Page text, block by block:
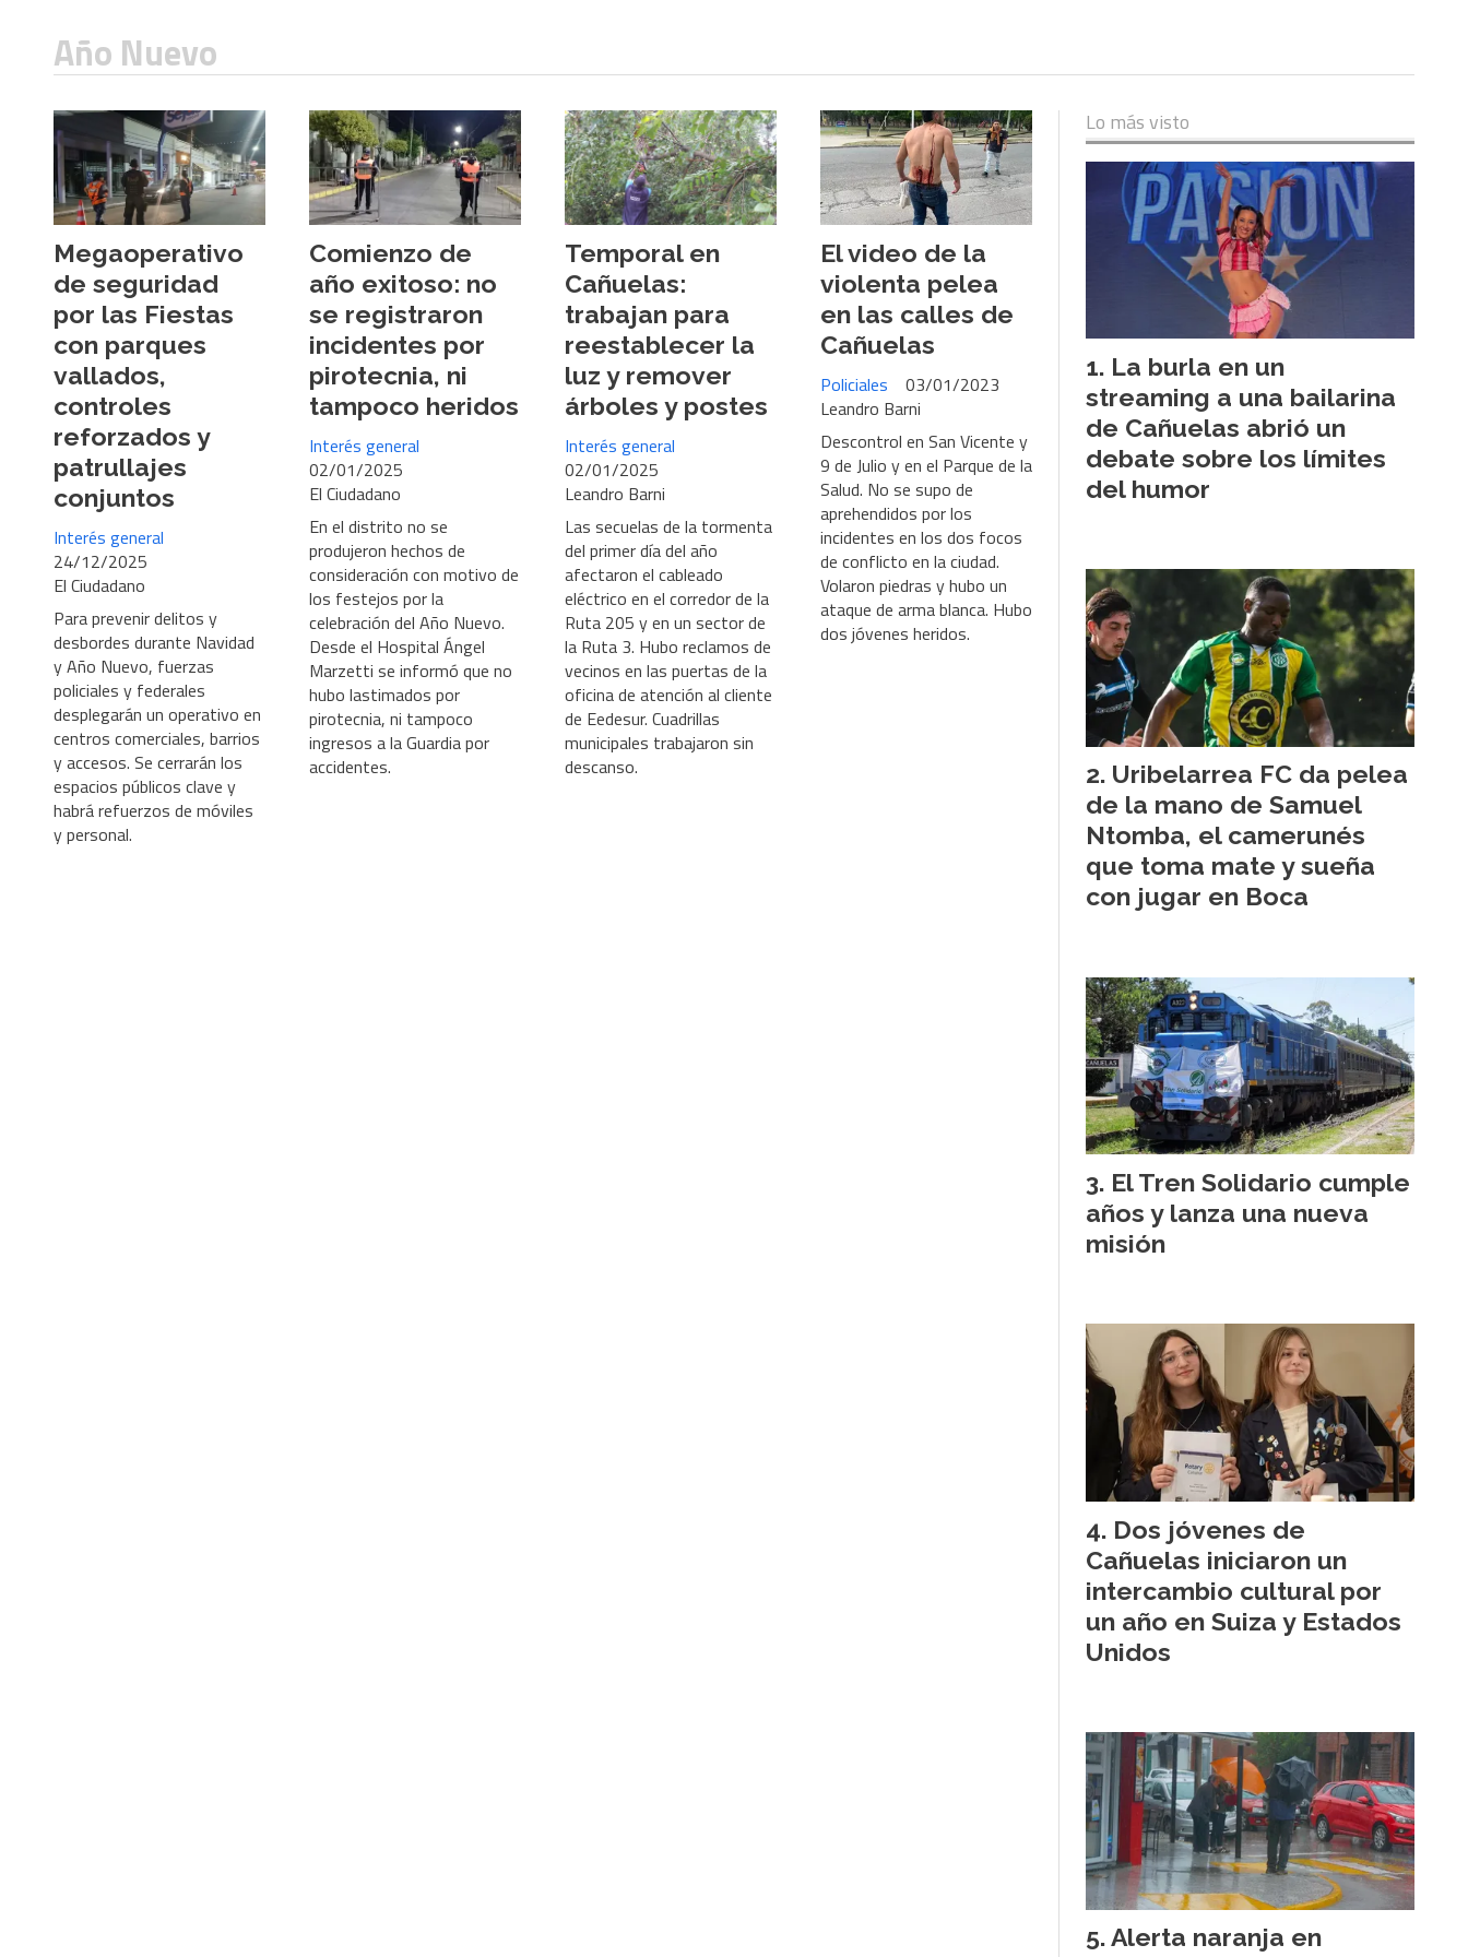
Año Nuevo
Megaoperativo
de seguridad
por las Fiestas
con parques
vallados,
controles
reforzados y
patrullajes
conjuntos
El Ciudadano
Interés general
24/12/2025
Para prevenir delitos y
desbordes durante Navidad
y Año Nuevo, fuerzas
policiales y federales
desplegarán un operativo en
centros comerciales, barrios
y accesos. Se cerrarán los
espacios públicos clave y
habrá refuerzos de móviles
y personal.
Comienzo de
año exitoso: no
se registraron
incidentes por
pirotecnia, ni
tampoco heridos
El Ciudadano
Interés general
02/01/2025
En el distrito no se
produjeron hechos de
consideración con motivo de
los festejos por la
celebración del Año Nuevo.
Desde el Hospital Ángel
Marzetti se informó que no
hubo lastimados por
pirotecnia, ni tampoco
ingresos a la Guardia por
accidentes.
Temporal en
Cañuelas:
trabajan para
reestablecer la
luz y remover
árboles y postes
Leandro Barni
Interés general
02/01/2025
Las secuelas de la tormenta
del primer día del año
afectaron el cableado
eléctrico en el corredor de la
Ruta 205 y en un sector de
la Ruta 3. Hubo reclamos de
vecinos en las puertas de la
oficina de atención al cliente
de Eedesur. Cuadrillas
municipales trabajaron sin
descanso.
El video de la
violenta pelea
en las calles de
Cañuelas
Leandro Barni
Policiales 03/01/2023
Descontrol en San Vicente y
9 de Julio y en el Parque de la
Salud. No se supo de
aprehendidos por los
incidentes en los dos focos
de conflicto en la ciudad.
Volaron piedras y hubo un
ataque de arma blanca. Hubo
dos jóvenes heridos.
Lo más visto
La burla en un
streaming a una bailarina
de Cañuelas abrió un
debate sobre los límites
del humor
Uribelarrea FC da pelea
de la mano de Samuel
Ntomba, el camerunés
que toma mate y sueña
con jugar en Boca
El Tren Solidario cumple
años y lanza una nueva
misión
Dos jóvenes de
Cañuelas iniciaron un
intercambio cultural por
un año en Suiza y Estados
Unidos
Alerta naranja en